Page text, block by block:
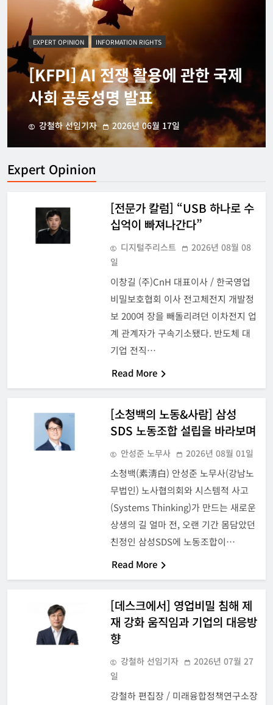
EXPERT OPINION INFORMATION RIGHTS
[KFPI] AI 전쟁 활용에 관한 국제
사회 공동성명 발표
강철하 선임기자 2026년 06월 17일
Expert Opinion
[전문가 칼럼] “USB 하나로 수
십억이 빠져나간다”
디지털주리스트
2026년 08월 08
일
이창길 (주)CnH 대표이사 / 한국영업
비밀보호협회 이사 전고체전지 개발정
보 200여 장을 빼돌리려던 이차전지 업
계 관계자가 구속기소됐다. 반도체 대
기업 전직…
Read More
[소청백의 노동&사람] 삼성
SDS 노동조합 설립을 바라보며
안성준 노무사 2026년 08월 01일
소청백(素淸白) 안성준 노무사(강남노
무법인) 노사협의회와 시스템적 사고
(Systems Thinking)가 만드는 새로운
상생의 길 얼마 전, 오랜 기간 몸담았던
친정인 삼성SDS에 노동조합이…
Read More
[데스크에서] 영업비밀 침해 제
재 강화 움직임과 기업의 대응방
향
강철하 선임기자
2026년 07월 27
일
강철하 편집장 / 미래융합정책연구소장